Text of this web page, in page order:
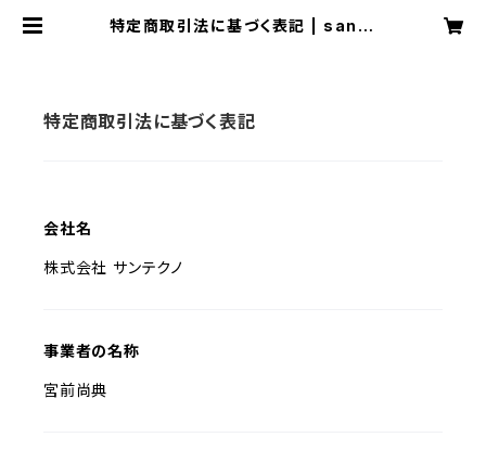
特定商取引法に基づく表記 | sante
特定商取引法に基づく表記
会社名
株式会社 サンテクノ
事業者の名称
宮前尚典